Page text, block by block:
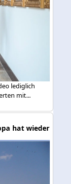
lediglich
mit...
hat wieder